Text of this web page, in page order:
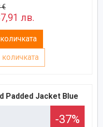
€
лв.
Padded Jacket Blue
-37%